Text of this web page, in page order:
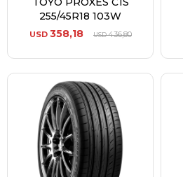
255/45R18 103W
USD 358,18 USD436,80